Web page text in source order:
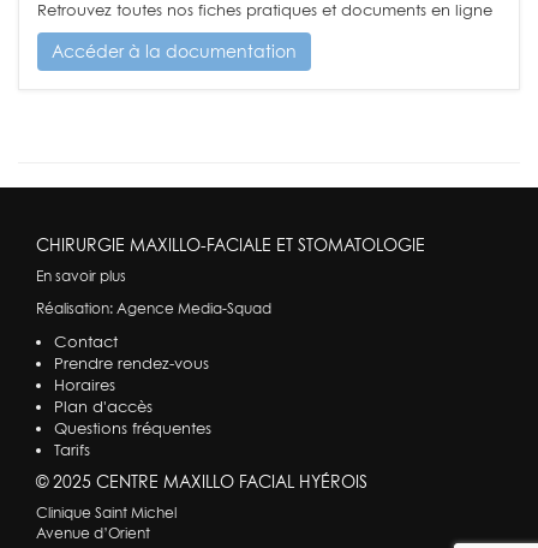
Retrouvez toutes nos fiches pratiques et documents en ligne
Accéder à la documentation
CHIRURGIE MAXILLO-FACIALE ET STOMATOLOGIE
En savoir plus
Réalisation: Agence Media-Squad
Contact
Prendre rendez-vous
Horaires
Plan d'accès
Questions fréquentes
Tarifs
© 2025 CENTRE MAXILLO FACIAL HYÉROIS
Clinique Saint Michel
Avenue d’Orient